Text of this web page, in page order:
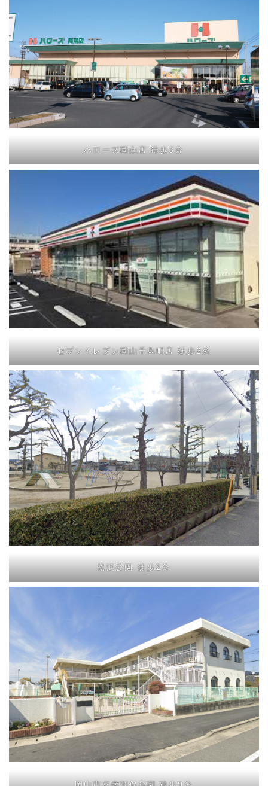
ハローズ岡南店 徒歩3分
セブンイレブン岡山千鳥町店 徒歩3分
松浜公園 徒歩2分
岡山市立南輝保育園 徒歩9分